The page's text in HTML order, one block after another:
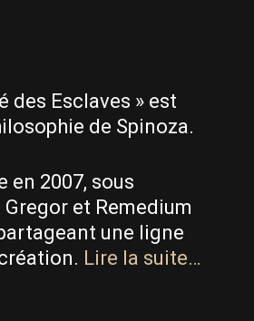
des Esclaves » est
de Spinoza.
en 2007, sous
Gregor et Remedium
une ligne
Lire la suite…